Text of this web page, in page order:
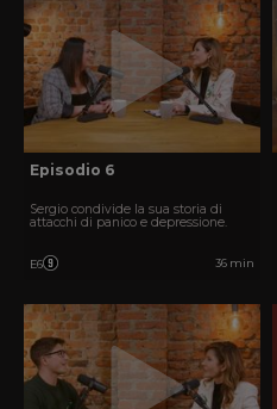
Episodio 6
Sergio condivide la sua storia di
attacchi di panico e depressione.
E6 36 min